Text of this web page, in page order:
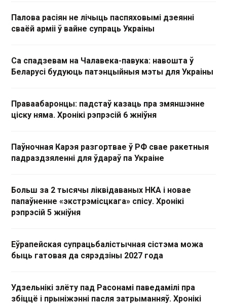
Палова расіян не лічыць паспяховымі дзеянні
сваёй арміі ў вайне супраць Украіны
Са спадзевам на Чалавека-павука: навошта ў
Беларусі будуюць патэнцыйныя мэты для Украіны
Праваабаронцы: падстаў казаць пра змяншэнне
ціску няма. Хронікі рэпрэсій 6 жніўня
Паўночная Карэя разгортвае ў РФ свае ракетныя
падраздзяленні для ўдараў па Украіне
Больш за 2 тысячы ліквідаваных НКА і новае
папаўненне «экстрэмісцкага» спісу. Хронікі
рэпрэсій 5 жніўня
Еўрапейская супрацьбалістычная сістэма можа
быць гатовая да сярэдзіны 2027 года
Удзельнікі злёту пад Расонамі паведамілі пра
збіццё і прыніжэнні пасля затрыманняў. Хронікі